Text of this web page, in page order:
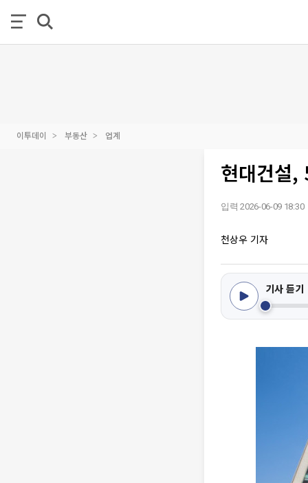
이투데이 부동산 업계
현대건설
입력 2026-06-09 18:30
천상우 기자
기사 듣기